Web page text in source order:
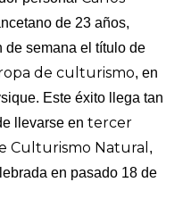
de 23 años,
de semana el título de
de culturismo, en
Este éxito llega tan
llevarse entercer
Culturismo Natural ,
en pasado 18 de